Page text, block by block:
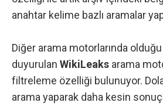
anahtar kelime bazlı aramalar
Diğer arama motorlarında
duyurulan WikiLeaks arama
filtreleme özelliği bulunuyor.
arama yaparak daha kesin